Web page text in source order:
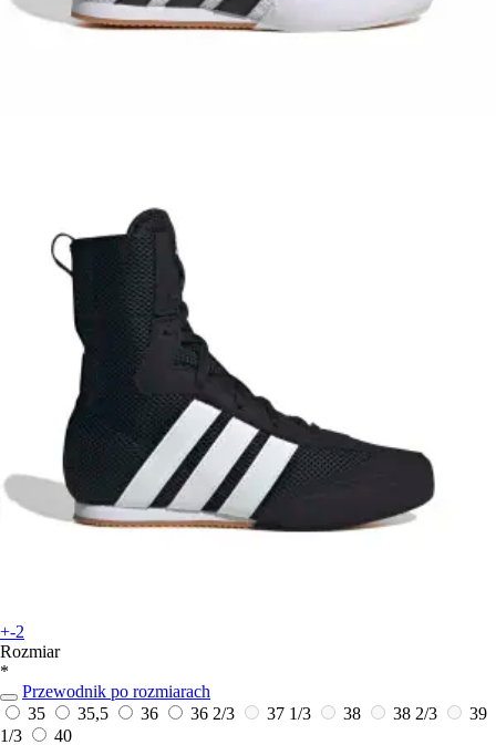
+-2
Rozmiar
*
Przewodnik po rozmiarach
35
35,5 36 36 2/3 37 1/3 38 38 2/3
39
1/3
40